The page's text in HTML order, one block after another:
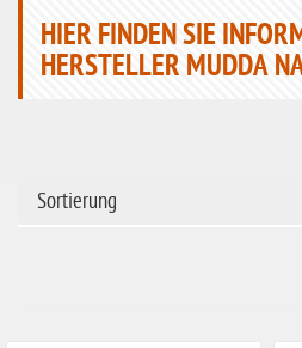
HIER FINDEN SIE
HERSTELLER MUDDA
Sortierung